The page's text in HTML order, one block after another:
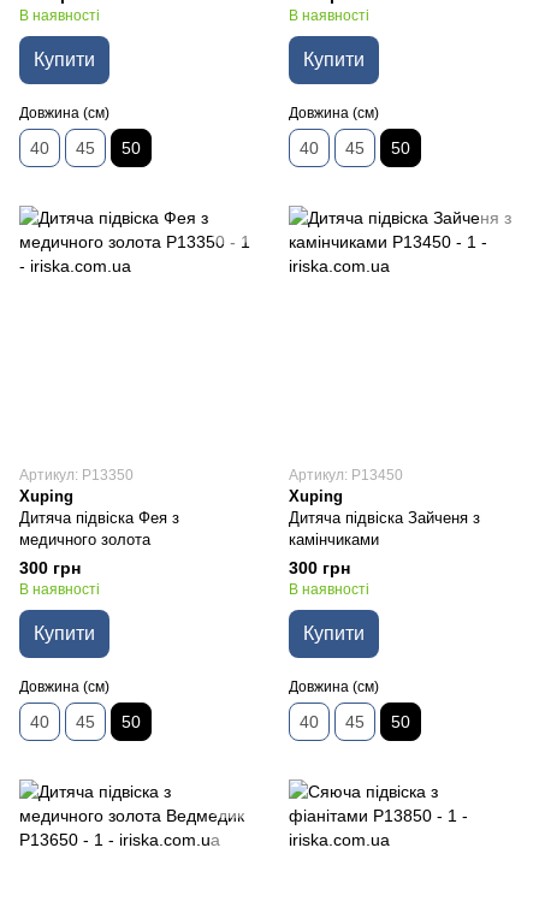
В наявності
Купити
Довжина (см)
40 45 50
В наявності
Купити
Довжина (см)
40 45 50
Артикул: P13350
Xuping
Дитяча підвіска Фея з
медичного золота
300 грн
В наявності
Купити
Довжина (см)
40 45 50
Артикул: P13450
Xuping
Дитяча підвіска Зайченя з
камінчиками
300 грн
В наявності
Купити
Довжина (см)
40 45 50